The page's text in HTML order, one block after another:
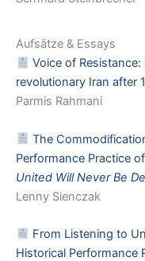
Aufsätze & Essays
Voice of
revolutionary Iran after
Parmis Rahmani
The
Performance Practice
United Will Never Be
Lenny Sienczak
From Listening to
Historical Performance